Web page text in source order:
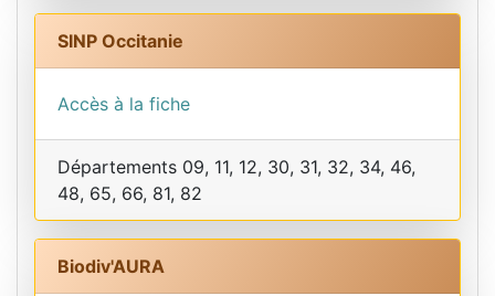
SINP Occitanie
Accès à la fiche
Départements 09, 11, 12, 30, 31, 32, 34, 46,
48, 65, 66, 81, 82
Biodiv'AURA